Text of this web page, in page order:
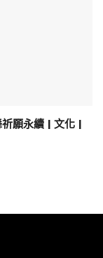
願永續 | 文化 |